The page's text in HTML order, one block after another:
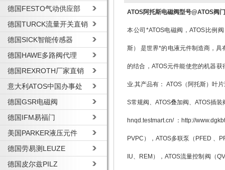
德国FESTO气动供应部
德国TURCK流量开关直销
德国SICK智能传感器
德国HAWE多路阀代理
德国REXROTH厂家直销
意大利ATOS中国办事处
德国GSR电磁阀
德国IFM易福门
美国PARKER液压元件
德国劳易测LEUZE
德国皮尔兹PILZ
ATOS阿托斯电磁阀型号@ATOS阀
本公司*ATOS电磁阀，ATOS比例
斯） 是世界*的电液元件制造商，
的结合，ATOS元件能使您的机器
业.其产品有： ATOS（阿托斯）叶
S常规阀、ATOS叠加阀、ATOS插
hnqd.testmart.cn/ ：http://
PVPC），ATOS多联泵（PFED 、
IU、REM），ATOS流量控制阀（